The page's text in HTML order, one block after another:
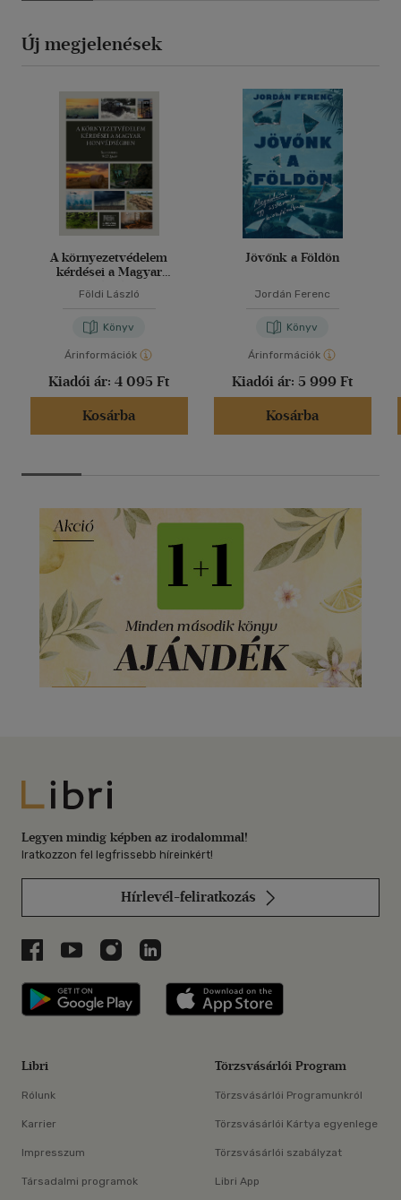
Új megjelenések
A környezetvédelem
kérdései a Magyar
Földi László
Könyv
Árinformációk
Kiadói ár: 4 095 Ft
Kosárba
Jövőnk a Földön
Jordán Ferenc
Könyv
Árinformációk
Kiadói ár: 5 999 Ft
Kosárba
Libri
Legyen mindig képben az irodalommal!
Iratkozzon fel legfrissebb híreinkért!
Hírlevél-feliratkozás
Libri a Facebookon
Libri a Youtube-on
Libri az Instagramon
Libri a LinkedInen
Libri applikáció Szerezd meg: Google
Libri
Rólunk
Karrier
Impresszum
Társadalmi programok
Törzsvásárlói Program
Törzsvásárlói Programunkról
Törzsvásárlói Kártya egyenlege
Törzsvásárlói szabályzat
Libri App